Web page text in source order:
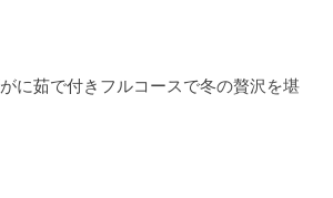
がに茹で付きフルコースで冬の贅沢を堪